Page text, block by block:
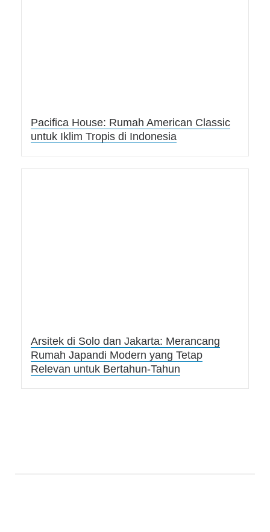
Pacifica House: Rumah American Classic
untuk Iklim Tropis di Indonesia
Arsitek di Solo dan Jakarta: Merancang
Rumah Japandi Modern yang Tetap
Relevan untuk Bertahun-Tahun